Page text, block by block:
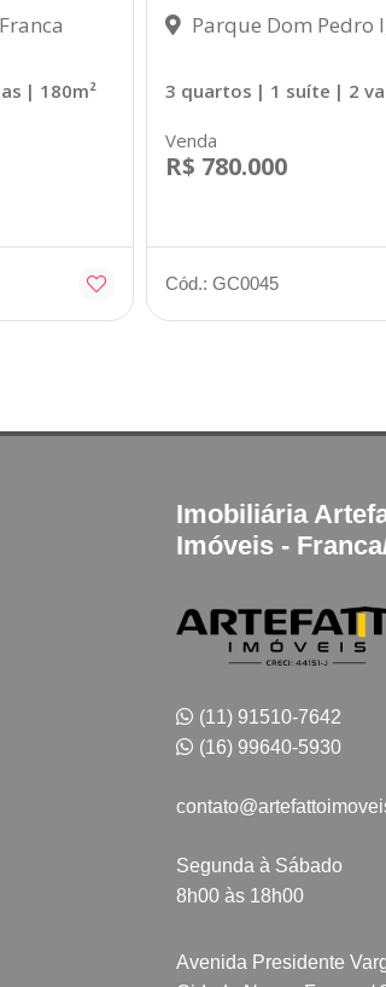
| 180m²
Parque Dom Pedro
3 quartos | 1 suíte | 2
Venda
R$ 780.000
Cód.: GC0045
Imobiliária
Imóveis -
(11) 91510-7642
(16) 99640-5930
Segunda à Sábado
8h00 às 18h00
Avenida Presidente